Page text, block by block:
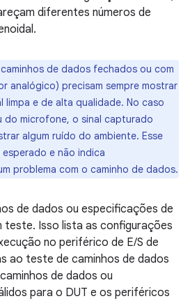
diferentes números de
caminhos de dados fechados ou com
analógico) precisam sempre mostrar
limpa e de alta qualidade. No caso
microfone, o sinal capturado
algum ruído do ambiente. Esse
e não indica
problema com o caminho de dados.
de dados ou especificações de
teste. Isso lista as configurações
no periférico de E/S de
ao teste de caminhos de dados
de dados ou
para o DUT e os periféricos